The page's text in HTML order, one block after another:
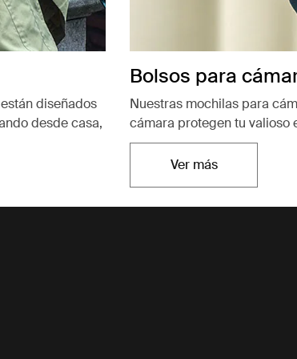
diseñados
desde casa,
Bolsos para
Nuestras mochilas para
cámara protegen tu valioso
Ver másSe abre en una